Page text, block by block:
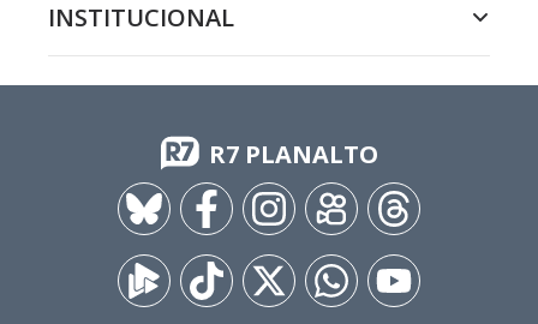
INSTITUCIONAL
R7 PLANALTO